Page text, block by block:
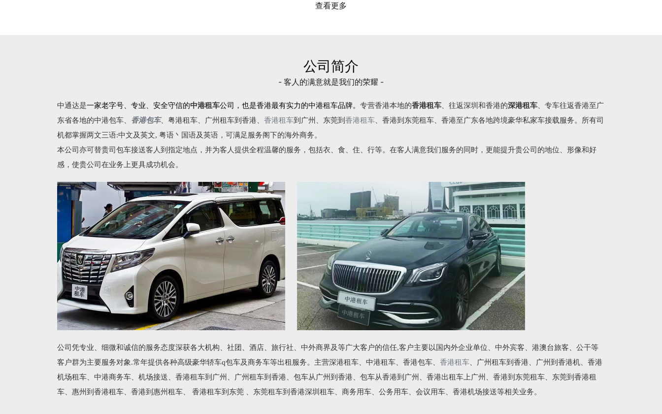
查看更多
公司简介
- 客人的满意就是我们的荣耀 -
中通达是一家老字号、专业、安全守信的中港租车公司，也是香港最有实力的中港租车品牌。 专营香港本地的香港租车 、往返深圳和香港的深港租车 、专车往返香港至广
东省各地的中港包车 香港包车、 粤港租车 、广州租车到香港、 香港租车到广州、东莞到 香港租车 、香港到东莞租车、香港至广东各地跨境豪华私家车接载服务。所有司
机都掌握两文三语:中文及英文, 粤语丶国语及英语，可满足服务阁下的海外商务。
本公司亦可替贵司包车接送客人到指定地点，并为客人提供全程温馨的服务，包括衣、食、住、行等。在客人满意我们服务的同时，更能提升贵公司的地位、形像和好
感，使贵公司在业务上更具成功机会。
公司凭专业、细微和诚信的服务态度深获各大机构、社团、酒店、旅行社、中外商界及等广大客户的信任,客户主要以国内外企业单位、中外宾客、港澳台旅客、公干等
客户群为主要服务对象.常年提供各种高级豪华轿车q包车及商务车等出租服务。主营深港租车、中港租车、香港包车、 香港租车 、广州租车到香港、广州到香港机、香港
机场租车、中港商务车、机场接送、香港租车到广州、广州租车到香港、包车从广州到香港、包车从香港到广州、香港出租车上广州、香港到东莞租车、东莞到香港租
车、惠州到香港租车、香港到惠州租车、 香港租车到东莞 、东莞租车到香港深圳租车、商务用车、公务用车、会议用车、香港机场接送等相关业务。